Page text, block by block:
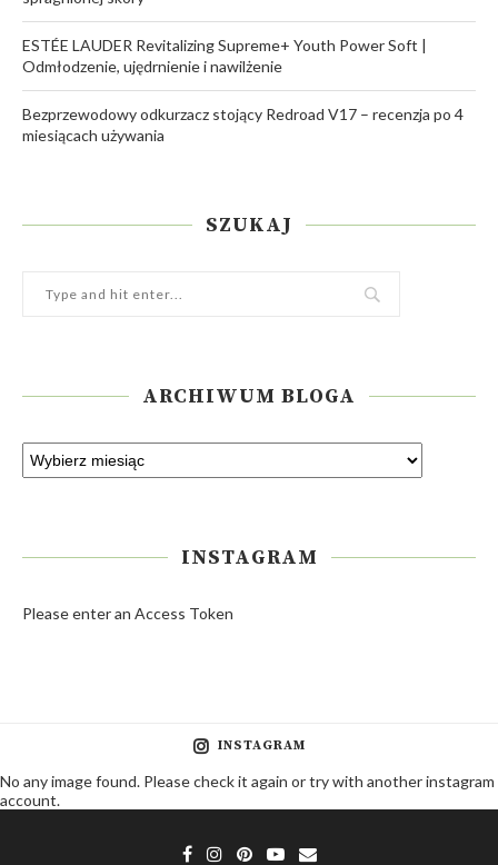
ESTÉE LAUDER Revitalizing Supreme+ Youth Power Soft |
Odmłodzenie, ujędrnienie i nawilżenie
Bezprzewodowy odkurzacz stojący Redroad V17 – recenzja po 4
miesiącach używania
SZUKAJ
ARCHIWUM BLOGA
INSTAGRAM
Please enter an Access Token
INSTAGRAM
No any image found. Please check it again or try with another instagram
account.